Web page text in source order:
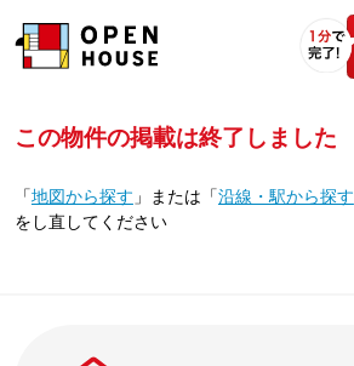
この物件の掲載は終了しました
「地図から探す 」 または 「沿線・駅から探す
をし直してください